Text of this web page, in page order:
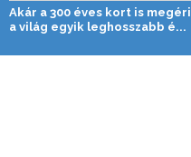
Akár a 300 éves kort is megéri
a világ egyik leghosszabb é...